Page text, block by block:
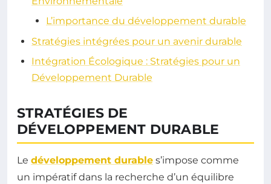
L’importance du développement durable
Stratégies intégrées pour un avenir durable
Intégration Écologique : Stratégies pour un
Développement Durable
STRATÉGIES DE
DÉVELOPPEMENT DURABLE
Le développement durable s’impose comme
un impératif dans la recherche d’un équilibre